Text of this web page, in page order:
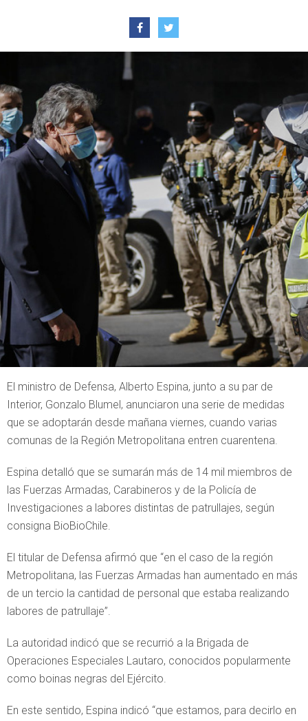
El ministro de Defensa, Alberto Espina, junto a su par de
Interior, Gonzalo Blumel, anunciaron una serie de medidas
que se adoptarán desde mañana viernes, cuando varias
comunas de la Región Metropolitana entren cuarentena.
Espina detalló que se sumarán más de 14 mil miembros de
las Fuerzas Armadas, Carabineros y de la Policía de
Investigaciones a labores distintas de patrullajes, según
consigna BioBioChile.
El titular de Defensa afirmó que “en el caso de la región
Metropolitana, las Fuerzas Armadas han aumentado en más
de un tercio la cantidad de personal que estaba realizando
labores de patrullaje”.
La autoridad indicó que se recurrió a la Brigada de
Operaciones Especiales Lautaro, conocidos popularmente
como boinas negras del Ejército.
En este sentido, Espina indicó “que estamos, para decirlo en